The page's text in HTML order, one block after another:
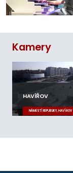
Kamery
HAVÍŘOV
NÁMĚSTÍ REPUBLIKY, HAVÍŘOV